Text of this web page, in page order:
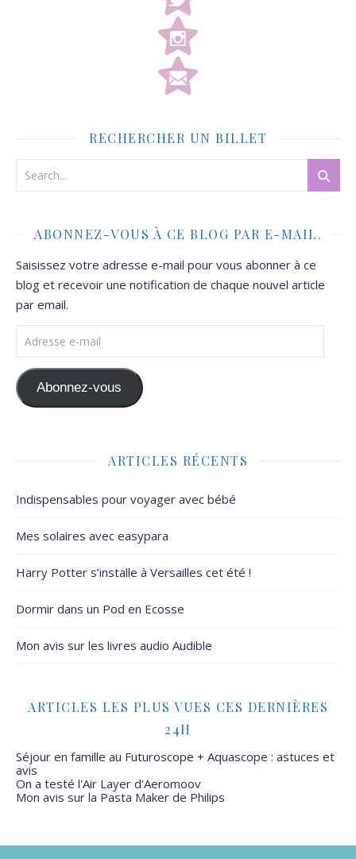
RECHERCHER UN BILLET
ABONNEZ-VOUS À CE BLOG PAR E-MAIL.
Saisissez votre adresse e-mail pour vous abonner à ce
blog et recevoir une notification de chaque nouvel article
par email.
Adresse e-mail
Abonnez-vous
ARTICLES RÉCENTS
Indispensables pour voyager avec bébé
Mes solaires avec easypara
Harry Potter s’installe à Versailles cet été !
Dormir dans un Pod en Ecosse
Mon avis sur les livres audio Audible
ARTICLES LES PLUS VUES CES DERNIÈRES
24H
Séjour en famille au Futuroscope + Aquascope : astuces et
avis
On a testé l'Air Layer d'Aeromoov
Mon avis sur la Pasta Maker de Philips